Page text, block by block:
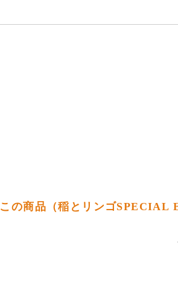
この商品（稲とリンゴSPECIAL